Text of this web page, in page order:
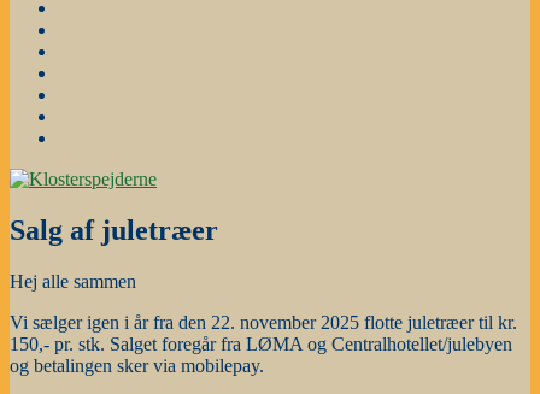
Klosterspejderne
Salg af juletræer
Hej alle sammen
Vi sælger igen i år fra den 22. november 2025 flotte juletræer til kr.
150,- pr. stk. Salget foregår fra LØMA og Centralhotellet/julebyen
og betalingen sker via mobilepay.